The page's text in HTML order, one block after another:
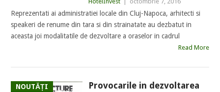
Reprezentati ai administratiei locale din Cluj-Napoca, arhitecti si
speakeri de renume din tara si din strainatate au dezbatut in
aceasta joi modalitatile de dezvoltare a oraselor in cadrul
Read More
NOUTĂȚI
Provocarile in dezvoltarea